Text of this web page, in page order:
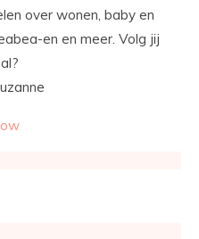
over wonen, baby en
en en meer. Volg jij